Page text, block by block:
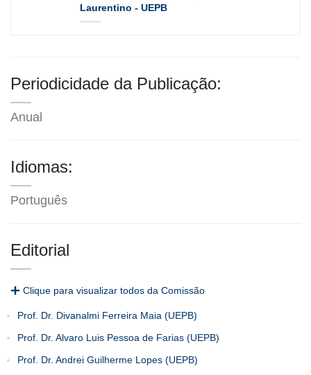
Laurentino - UEPB
Periodicidade da Publicação:
Anual
Idiomas:
Português
Editorial
Clique para visualizar todos da Comissão
Prof. Dr. Divanalmi Ferreira Maia (UEPB)
Prof. Dr. Alvaro Luis Pessoa de Farias (UEPB)
Prof. Dr. Andrei Guilherme Lopes (UEPB)